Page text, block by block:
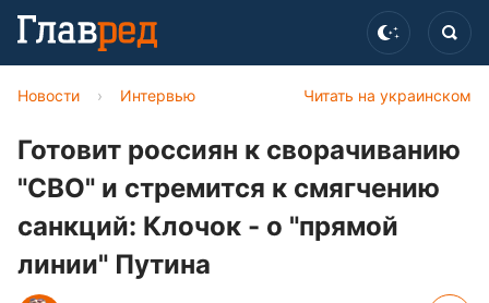
Читать на украинском
Новости › Интервью
Готовит россиян к сворачиванию
"СВО" и стремится к смягчению
санкций: Клочок - о "прямой
линии" Путина